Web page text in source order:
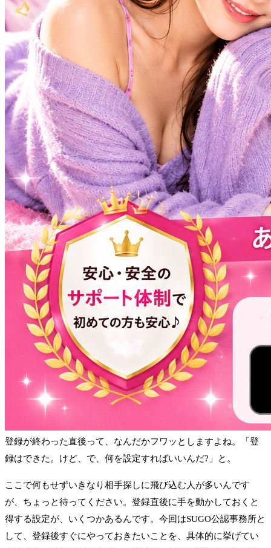
登録が終わった直後って、なんだかフワッとしますよね。「登
録はできた。けど、で、何を設定すればいいんだ?」と。
ここで何もせずいきなり相手探しに飛び込む人が多いんです
が、ちょっと待ってください。登録直後に手を動かしておくと
得する設定が、いくつかあるんです。今回はSUGO公認事務所と
して、登録後すぐにやっておきたいことを、具体的に挙げてい